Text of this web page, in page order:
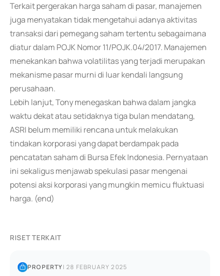
Terkait pergerakan harga saham di pasar, manajemen
juga menyatakan tidak mengetahui adanya aktivitas
transaksi dari pemegang saham tertentu sebagaimana
diatur dalam POJK Nomor 11/POJK.04/2017. Manajemen
menekankan bahwa volatilitas yang terjadi merupakan
mekanisme pasar murni di luar kendali langsung
perusahaan.
Lebih lanjut, Tony menegaskan bahwa dalam jangka
waktu dekat atau setidaknya tiga bulan mendatang,
ASRI belum memiliki rencana untuk melakukan
tindakan korporasi yang dapat berdampak pada
pencatatan saham di Bursa Efek Indonesia. Pernyataan
ini sekaligus menjawab spekulasi pasar mengenai
potensi aksi korporasi yang mungkin memicu fluktuasi
harga. (end)
RISET TERKAIT
PROPERTY|28 FEBRUARY 2025